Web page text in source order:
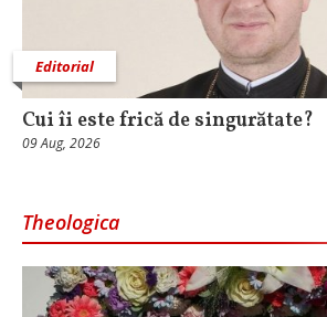
Editorial
Cui îi este frică de singurătate?
09 Aug, 2026
Theologica